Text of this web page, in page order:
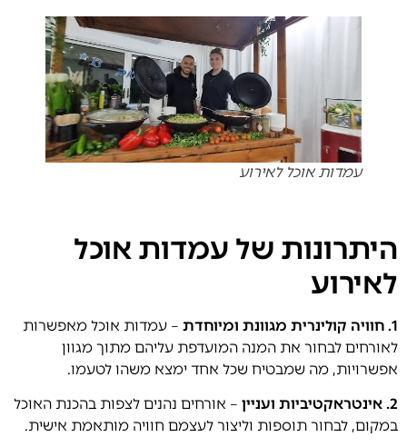
עמדות אוכל לאירוע
היתרונות של עמדות אוכל
לאירוע
1. חוויה קולינרית מגוונת ומיוחדת
– עמדות אוכל מאפשרות
לאורחים לבחור את המנה המועדפת עליהם מתוך מגוון
אפשרויות, מה שמבטיח שכל אחד ימצא משהו לטעמו.
2. אינטראקטיביות ועניין
– אורחים נהנים לצפות בהכנת האוכל
במקום, לבחור תוספות וליצור לעצמם חוויה מותאמת אישית.